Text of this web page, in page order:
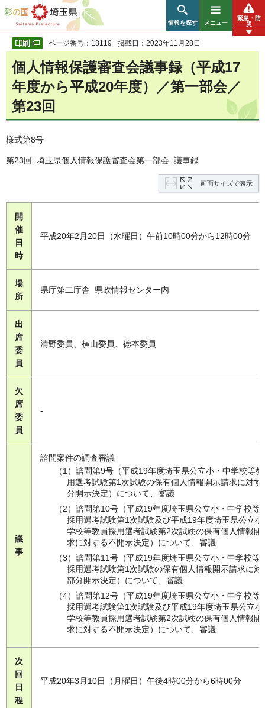
彩の国 埼玉県
情報を探す メニュー
緊急・防
災
ページ番号：18119 掲載日：2023年11月28日
個人情報保護審査会議事録（平成17
年度から平成20年度）／第一部会／
第23回
様式第8号
第23回 埼玉県個人情報保護審査会第一部会 議事録
画面サイズで表示
開
催
日
時
平成20年2月20日（水曜日）午前10時00分から12時00分
場
所
県庁第二庁舎 県政情報センター内
出
席
委
員
清野委員、横山委員、徳本委員
欠
席
委
員
-
議
事
諮問案件の調査審議
（1）諮問第9号（平成19年度埼玉県公立小・中学校等
用選考試験第1次試験の保有個人情報開示請求に対す
分開示決定）について、審議
（2）諮問第10号（平成19年度埼玉県公立小・中学校等
採用選考試験第1次試験及び平成19年度埼玉県公立小
学校等教員採用選考試験第2次試験の保有個人情報開
求に対する不開示決定）について、審議
（3）諮問第11号（平成19年度埼玉県公立小・中学校等
採用選考試験第1次試験の保有個人情報開示請求に対
部分開示決定）について、審議
（4）諮問第12号（平成19年度埼玉県公立小・中学校等
採用選考試験第1次試験及び平成19年度埼玉県公立小
学校等教員採用選考試験第2次試験の保有個人情報開
求に対する不開示決定）について、審議
次
回
日
程
平成20年3月10日（月曜日）午後4時00分から6時00分